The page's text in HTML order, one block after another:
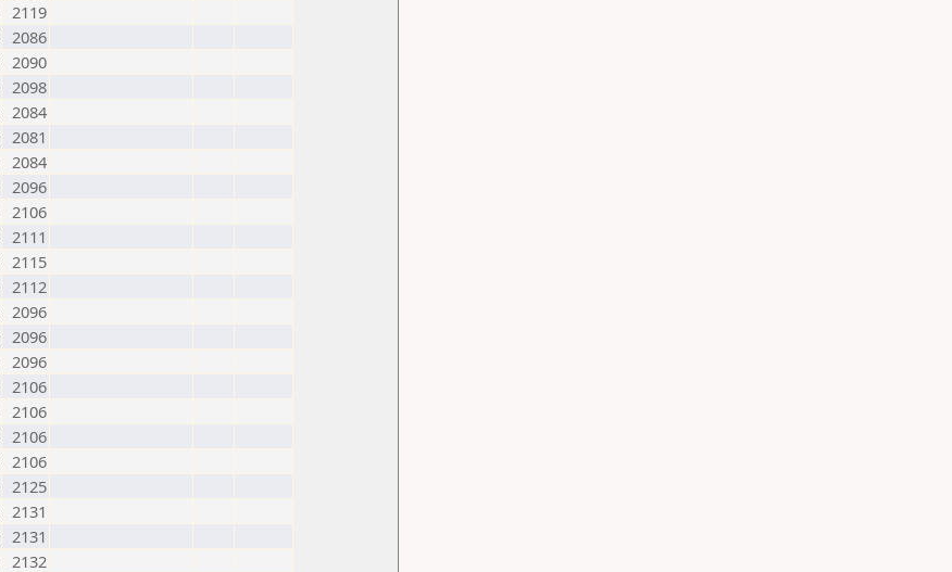
2119
2086
2090
2098
2084
2081
2084
2096
2106
2111
2115
2112
2096
2096
2096
2106
2106
2106
2106
2125
2131
2131
2132